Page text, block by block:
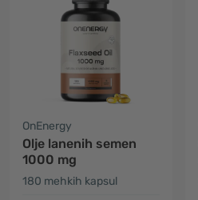
OnEnergy
Olje lanenih semen
1000 mg
180 mehkih kapsul